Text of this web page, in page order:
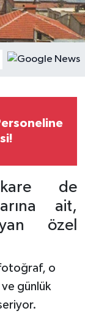
kare de
ait,
özel
fotoğraf, o
ve günlük